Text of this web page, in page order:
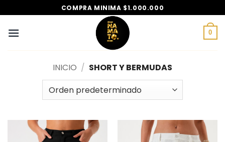
al
contenido
COMPRA MINIMA $1.000.000
0
INICIO / SHORT Y BERMUDAS